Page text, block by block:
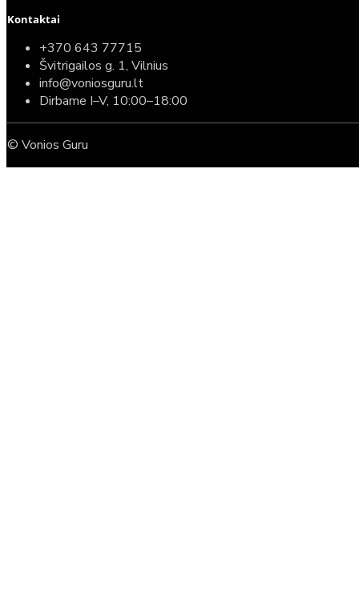
Kontaktai
+370 643 77715
Švitrigailos g. 1, Vilnius
info@voniosguru.lt
Dirbame I–V, 10:00–18:00
© Vonios Guru